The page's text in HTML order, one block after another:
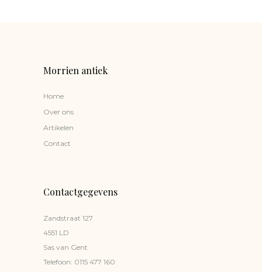
Morrien antiek
Home
Over ons
Artikelen
Contact
Contactgegevens
Zandstraat 127
4551 LD
Sas van Gent
Telefoon: 0115 477 160